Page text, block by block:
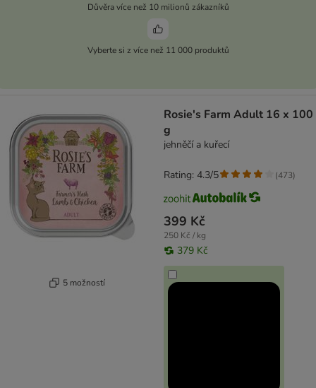
Důvěra více než 10 milionů zákazníků
Vyberte si z více než 11 000 produktů
5 možností
Rosie's Farm Adult 16 x 100
g
jehněčí a kuřecí
399 Kč
250 Kč / kg
379 Kč
Rating: 4.3/5 (473)